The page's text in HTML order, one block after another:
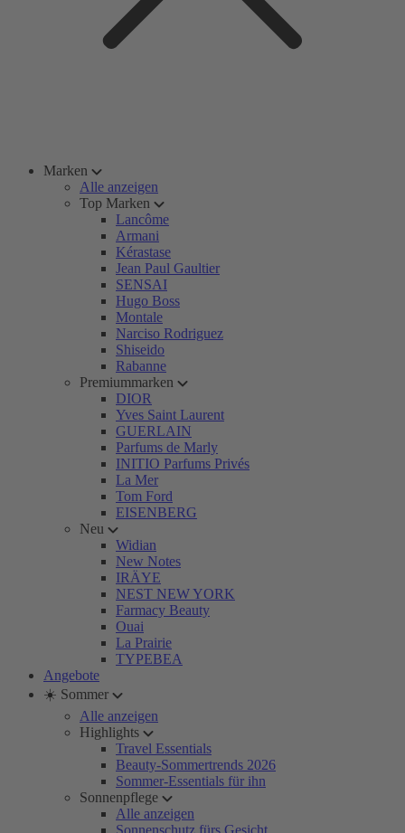
Marken
Alle anzeigen
Top Marken
Lancôme
Armani
Kérastase
Jean Paul Gaultier
SENSAI
Hugo Boss
Montale
Narciso Rodriguez
Shiseido
Rabanne
Premiummarken
DIOR
Yves Saint Laurent
GUERLAIN
Parfums de Marly
INITIO Parfums Privés
La Mer
Tom Ford
EISENBERG
Neu
Widian
New Notes
IRÄYE
NEST NEW YORK
Farmacy Beauty
Ouai
La Prairie
TYPEBEA
Angebote
☀️ Sommer
Alle anzeigen
Highlights
Travel Essentials
Beauty-Sommertrends 2026
Sommer-Essentials für ihn
Sonnenpflege
Alle anzeigen
Sonnenschutz fürs Gesicht